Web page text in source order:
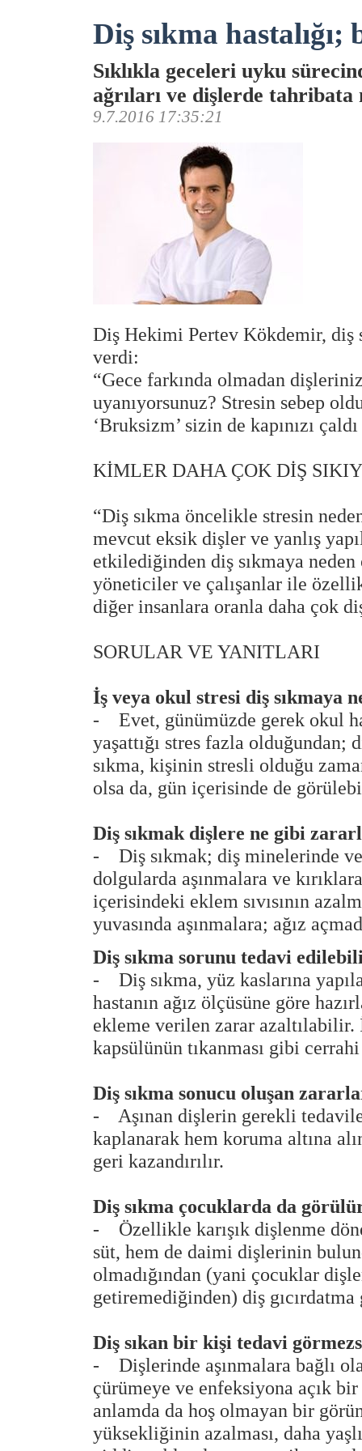
Diş sıkma
Sıklıkla geceleri uyku
ağrıları ve dişlerde
9.7.2016 17:35:21
Diş Hekimi Pertev Kökdemir, diş
verdi:
“Gece farkında olmadan
uyanıyorsunuz? Stresin sebep
‘Bruksizm’ sizin de kapınızı
KİMLER DAHA ÇOK DİŞ
“Diş sıkma öncelikle stresin
mevcut eksik dişler ve yanlış
etkilediğinden diş sıkmaya
yöneticiler ve çalışanlar ile
diğer insanlara oranla daha çok
SORULAR VE YANITLARI
İş veya okul stresi diş sıkmaya
- Evet, günümüzde gerek okul
yaşattığı stres fazla olduğundan;
sıkma, kişinin stresli olduğu
olsa da, gün içerisinde de
Diş sıkmak dişlere ne gibi
- Diş sıkmak; diş minelerinde
dolgularda aşınmalara ve
içerisindeki eklem sıvısının
yuvasında aşınmalara; ağız
Diş sıkma sorunu tedavi
- Diş sıkma, yüz kaslarına
hastanın ağız ölçüsüne göre
ekleme verilen zarar
kapsülünün tıkanması gibi
Diş sıkma sonucu oluşan
- Aşınan dişlerin gerekli
kaplanarak hem koruma altına
geri kazandırılır.
Diş sıkma çocuklarda da
- Özellikle karışık dişlenme
süt, hem de daimi dişlerinin
olmadığından (yani çocuklar
getiremediğinden) diş
Diş sıkan bir kişi tedavi
- Dişlerinde aşınmalara bağlı
çürümeye ve enfeksiyona açık
anlamda da hoş olmayan bir
yüksekliğinin azalması, daha